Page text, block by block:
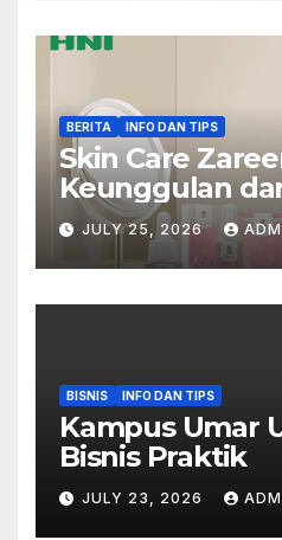
BERITA INFO DAN TIPS
Skin Care
Keunggulan
JULY 25, 2026
BISNIS INFO DAN TIPS
Kampus Umar
Bisnis Praktik
JULY 23, 2026